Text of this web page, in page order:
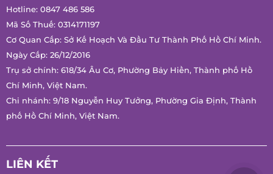
SẢN XUẤT MFRESH
Hotline:0847 486 586
Mã Số Thuế: 0314171197
Cơ Quan Cấp: Sở Kế Hoạch Và Đầu Tư Thành Phố Hồ Chí
Minh.
Ngày Cấp: 26/12/2016
Trụ sở chính: 618/34 Âu Cơ, Phường Bảy Hiền, Thành phố Hồ
Chi nhánh: 9/18 Nguyễn Huy Tưởng, Phường Gia Định, Thành
phố Hồ Chí Minh, Việt Nam.